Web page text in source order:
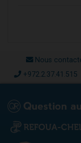
Nous
+972.2.37.41.515